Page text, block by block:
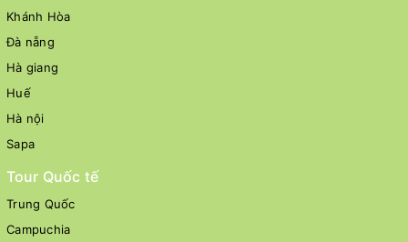
Khánh Hòa
Đà nẵng
Hà giang
Huế
Hà nội
Sapa
Tour Quốc tế
Trung Quốc
Campuchia